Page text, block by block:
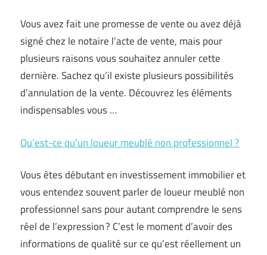
Vous avez fait une promesse de vente ou avez déjà
signé chez le notaire l’acte de vente, mais pour
plusieurs raisons vous souhaitez annuler cette
dernière. Sachez qu’il existe plusieurs possibilités
d’annulation de la vente. Découvrez les éléments
indispensables vous …
Qu’est-ce qu’un loueur meublé non professionnel ?
Vous êtes débutant en investissement immobilier et
vous entendez souvent parler de loueur meublé non
professionnel sans pour autant comprendre le sens
réel de l’expression ? C’est le moment d’avoir des
informations de qualité sur ce qu’est réellement un